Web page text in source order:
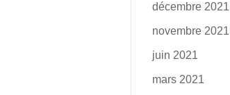
décembre 2021
novembre 2021
juin 2021
mars 2021